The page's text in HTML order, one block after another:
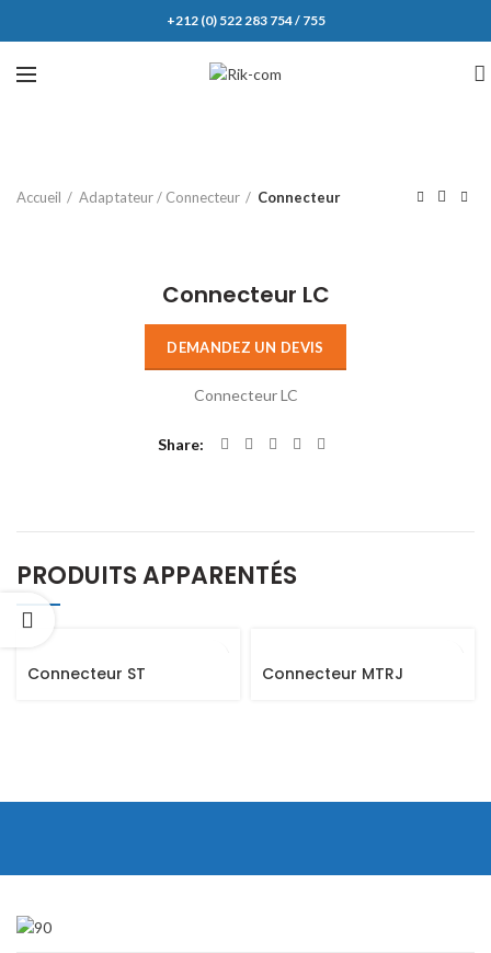
+212 (0) 522 283 754 / 755
Accueil Adaptateur / Connecteur
Connecteur
Connecteur LC
DEMANDEZ UN DEVIS
Connecteur LC
Share
PRODUITS APPARENTÉS
Connecteur ST Connecteur MTRJ